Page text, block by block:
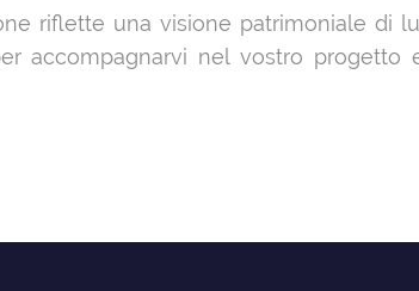
riflette una visione patrimoniale di
accompagnarvi nel vostro